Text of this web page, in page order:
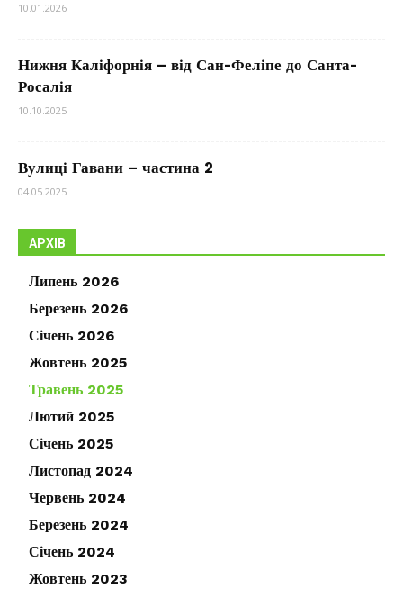
10.01.2026
Нижня Каліфорнія – від Сан-Феліпе до Санта-
Росалія
10.10.2025
Вулиці Гавани – частина 2
04.05.2025
АРХІВ
Липень 2026
Березень 2026
Січень 2026
Жовтень 2025
Травень 2025
Лютий 2025
Січень 2025
Листопад 2024
Червень 2024
Березень 2024
Січень 2024
Жовтень 2023